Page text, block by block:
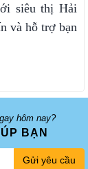
siêu thị Hải
và hỗ trợ bạn
hôm nay?
BẠN
Gửi yêu cầu